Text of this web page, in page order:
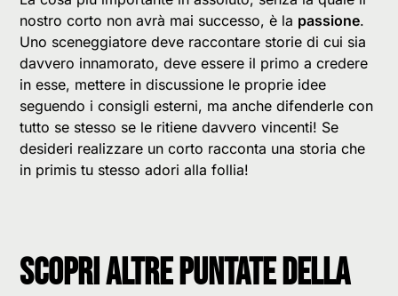
nostro corto non avrà mai successo, è la passione.
Uno sceneggiatore deve raccontare storie di cui sia
davvero innamorato, deve essere il primo a credere
in esse, mettere in discussione le proprie idee
seguendo i consigli esterni, ma anche difenderle con
tutto se stesso se le ritiene davvero vincenti! Se
desideri realizzare un corto racconta una storia che
in primis tu stesso adori alla follia!
scopri altre puntate della